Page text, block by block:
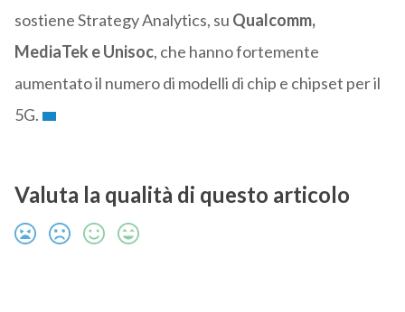
sostiene Strategy Analytics, su Qualcomm,
MediaTek e Unisoc, che hanno fortemente
aumentato il numero di modelli di chip e chipset per il
5G.
Valuta la qualità di questo articolo